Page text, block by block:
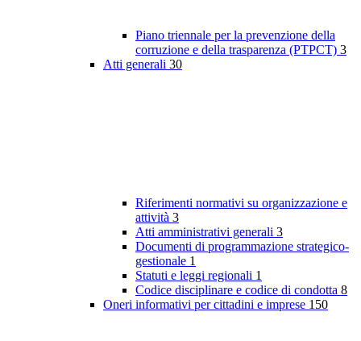
Piano triennale per la prevenzione della
corruzione e della trasparenza (PTPCT) 3
Atti generali 30
Riferimenti normativi su organizzazione e
attività 3
Atti amministrativi generali 3
Documenti di programmazione strategico-
gestionale 1
Statuti e leggi regionali 1
Codice disciplinare e codice di condotta 8
Oneri informativi per cittadini e imprese 150